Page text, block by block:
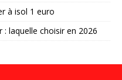
à isol 1 euro
laquelle choisir en 2026